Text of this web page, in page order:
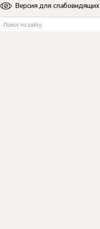
Версия для слабовидящих